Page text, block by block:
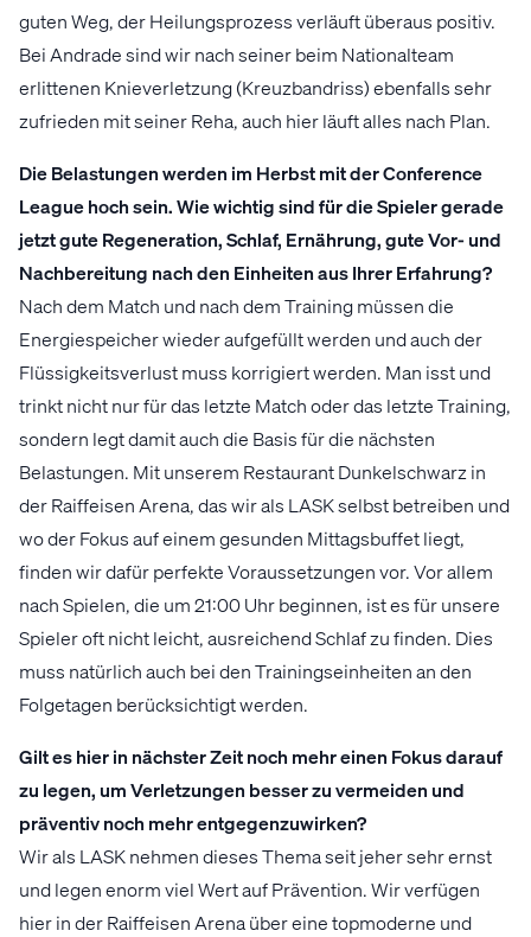
guten Weg, der Heilungsprozess verläuft überaus positiv.
Bei Andrade sind wir nach seiner beim Nationalteam
erlittenen Knieverletzung (Kreuzbandriss) ebenfalls sehr
zufrieden mit seiner Reha, auch hier läuft alles nach Plan.
Die Belastungen werden im Herbst mit der Conference
League hoch sein. Wie wichtig sind für die Spieler gerade
jetzt gute Regeneration, Schlaf, Ernährung, gute Vor- und
Nachbereitung nach den Einheiten aus Ihrer Erfahrung?
Nach dem Match und nach dem Training müssen die
Energiespeicher wieder aufgefüllt werden und auch der
Flüssigkeitsverlust muss korrigiert werden. Man isst und
trinkt nicht nur für das letzte Match oder das letzte Training,
sondern legt damit auch die Basis für die nächsten
Belastungen. Mit unserem Restaurant Dunkelschwarz in
der Raiffeisen Arena, das wir als LASK selbst betreiben und
wo der Fokus auf einem gesunden Mittagsbuffet liegt,
finden wir dafür perfekte Voraussetzungen vor. Vor allem
nach Spielen, die um 21:00 Uhr beginnen, ist es für unsere
Spieler oft nicht leicht, ausreichend Schlaf zu finden. Dies
muss natürlich auch bei den Trainingseinheiten an den
Folgetagen berücksichtigt werden.
Gilt es hier in nächster Zeit noch mehr einen Fokus darauf
zu legen, um Verletzungen besser zu vermeiden und
präventiv noch mehr entgegenzuwirken?
Wir als LASK nehmen dieses Thema seit jeher sehr ernst
und legen enorm viel Wert auf Prävention. Wir verfügen
hier in der Raiffeisen Arena über eine topmoderne und